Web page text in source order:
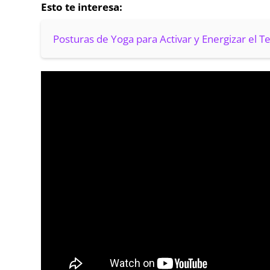
Esto te interesa:
Posturas de Yoga para Activar y Energizar el